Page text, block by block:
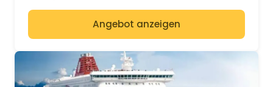
Angebot anzeigen